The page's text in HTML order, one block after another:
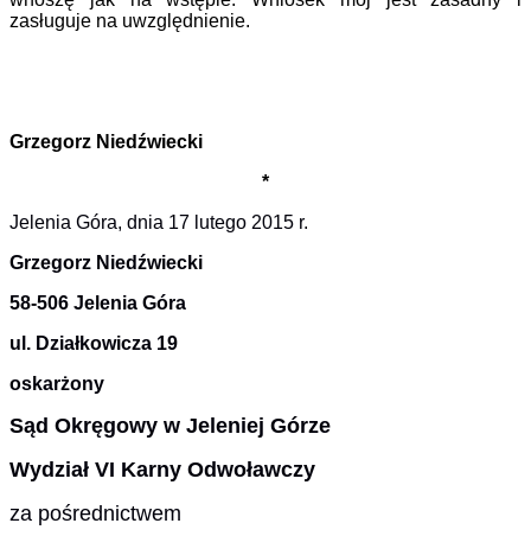
zasługuje na uwzględnienie.
Grzegorz Niedźwiecki
*
Jelenia Góra, dnia 17 lutego 2015 r.
Grzegorz Niedźwiecki
58-506 Jelenia Góra
u l. Działkowicza 19
oskarżony
Sąd Okręgowy w Jeleniej Górze
Wydział VI Karny Odwoławczy
za pośrednictwem